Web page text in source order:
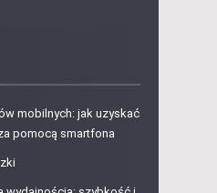
mobilnych: jak uzyskać
pomocą smartfona